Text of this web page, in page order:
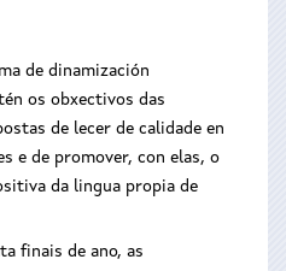
de dinamización
os obxectivos das
de lecer de calidade en
e de promover, con elas, o
da lingua propia de
finais de ano, as